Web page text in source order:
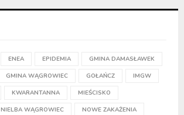
ENEA EPIDEMIA GMINA DAMASŁAWEK
GMINA WĄGROWIEC GOŁAŃCZ IMGW
KWARANTANNA MIEŚCISKO
NIELBA WĄGROWIEC NOWE ZAKAŻENIA